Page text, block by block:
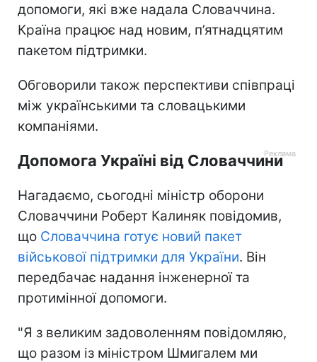
допомоги, які вже надала Словаччина.
Країна працює над новим, п’ятнадцятим
пакетом підтримки.
Обговорили також перспективи співпраці
між українськими та словацькими
компаніями.
Допомога Україні від Словаччини
Нагадаємо, сьогодні міністр оборони
Словаччини Роберт Калиняк повідомив,
що Словаччина готує новий пакет
військової підтримки для України. Він
передбачає надання інженерної та
протимінної допомоги.
"Я з великим задоволенням повідомляю,
що разом із міністром Шмигалем ми